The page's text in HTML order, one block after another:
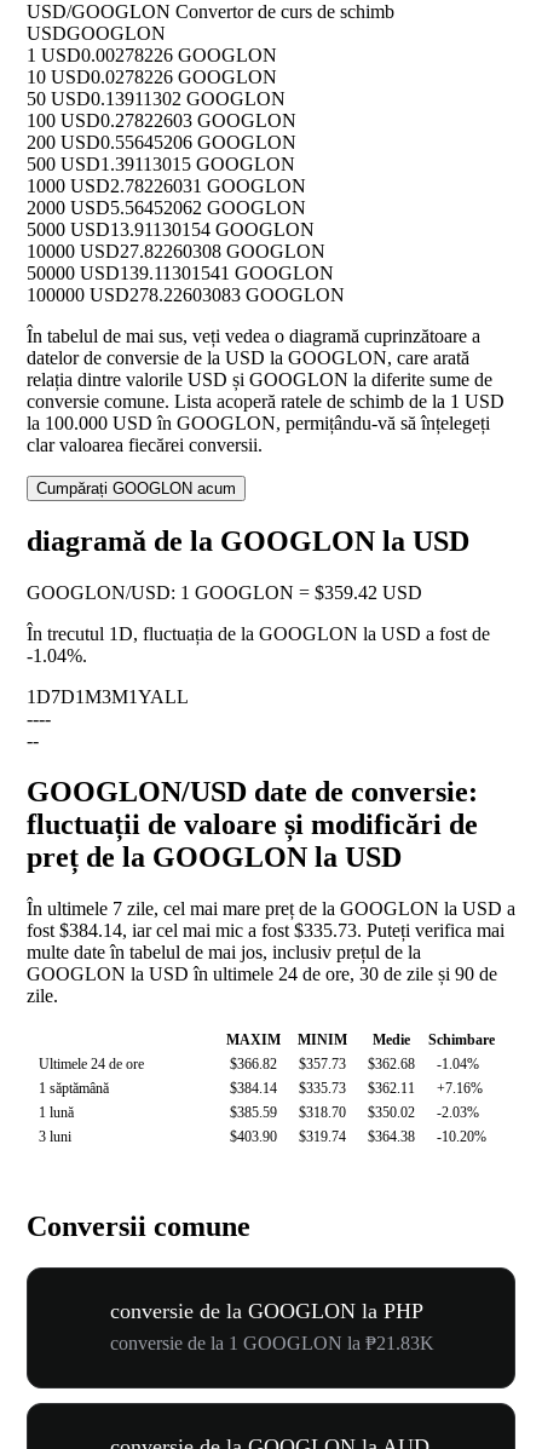
USD/GOOGLON Convertor de curs de schimb
USDGOOGLON
1 USD0.00278226 GOOGLON
10 USD0.0278226 GOOGLON
50 USD0.13911302 GOOGLON
100 USD0.27822603 GOOGLON
200 USD0.55645206 GOOGLON
500 USD1.39113015 GOOGLON
1000 USD2.78226031 GOOGLON
2000 USD5.56452062 GOOGLON
5000 USD13.91130154 GOOGLON
10000 USD27.82260308 GOOGLON
50000 USD139.11301541 GOOGLON
100000 USD278.22603083 GOOGLON
În tabelul de mai sus, veți vedea o diagramă cuprinzătoare a
datelor de conversie de la USD la GOOGLON, care arată
relația dintre valorile USD și GOOGLON la diferite sume de
conversie comune. Lista acoperă ratele de schimb de la 1 USD
la 100.000 USD în GOOGLON, permițându-vă să înțelegeți
clar valoarea fiecărei conversii.
Cumpărați GOOGLON acum
diagramă de la GOOGLON la USD
GOOGLON/USD: 1 GOOGLON = $359.42 USD
În trecutul 1D, fluctuația de la GOOGLON la USD a fost de
-1.04%.
1D7D1M3M1YALL
----
--
GOOGLON/USD date de conversie:
fluctuații de valoare și modificări de
preț de la GOOGLON la USD
În ultimele 7 zile, cel mai mare preț de la GOOGLON la USD a
fost $384.14, iar cel mai mic a fost $335.73. Puteți verifica mai
multe date în tabelul de mai jos, inclusiv prețul de la
GOOGLON la USD în ultimele 24 de ore, 30 de zile și 90 de
zile.
MAXIM MINIM Medie
Schimbare
Ultimele 24 de ore
$366.82 $357.73 $362.68
-1.04%
1 săptămână
$384.14 $335.73 $362.11
+7.16%
1 lună
$385.59 $318.70 $350.02
-2.03%
3 luni
$403.90 $319.74 $364.38 -10.20%
Conversii comune
conversie de la GOOGLON la PHP
conversie de la 1 GOOGLON la ₱21.83K